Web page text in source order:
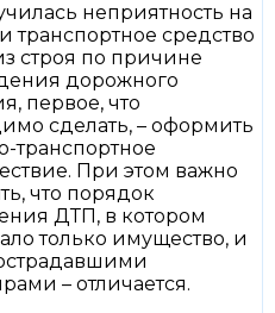
неприятность на
транспортное средство
строя по причине
дорожного
первое, что
сделать, – оформить
транспортное
При этом важно
что порядок
ДТП, в котором
только имущество, и
– отличается.